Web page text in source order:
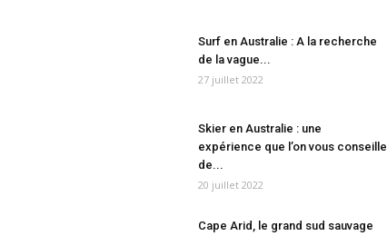
Surf en Australie : A la recherche
de la vague...
27 juillet 2022
Skier en Australie : une
expérience que l’on vous conseille
de...
20 juillet 2022
Cape Arid, le grand sud sauvage